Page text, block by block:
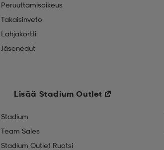
Peruuttamisoikeus
Takaisinveto
Lahjakortti
Jäsenedut
Lisää Stadium Outlet
Stadium
Team Sales
Stadium Outlet Ruotsi